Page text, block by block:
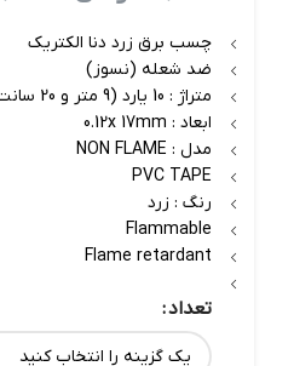
چسب برق زرد دنا الکتریک
ضد شعله (نسوز)
متراژ : 10 یارد (9 متر و 20 سانت)
ابعاد : 0.12x 17mm
مدل : NON FLAME
PVC TAPE
رنگ : زرد
Flammable
Flame retardant
تعداد